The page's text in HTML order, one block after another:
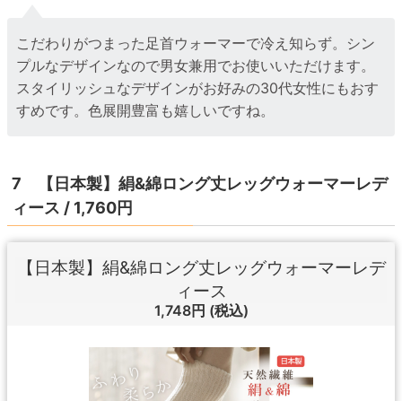
こだわりがつまった足首ウォーマーで冷え知らず。シン
プルなデザインなので男女兼用でお使いいただけます。
スタイリッシュなデザインがお好みの30代女性にもおす
すめです。色展開豊富も嬉しいですね。
7 【日本製】絹&綿ロング丈レッグウォーマーレデ
ィース / 1,760円
【日本製】絹&綿ロング丈レッグウォーマーレデ
ィース
1,748円 (税込)